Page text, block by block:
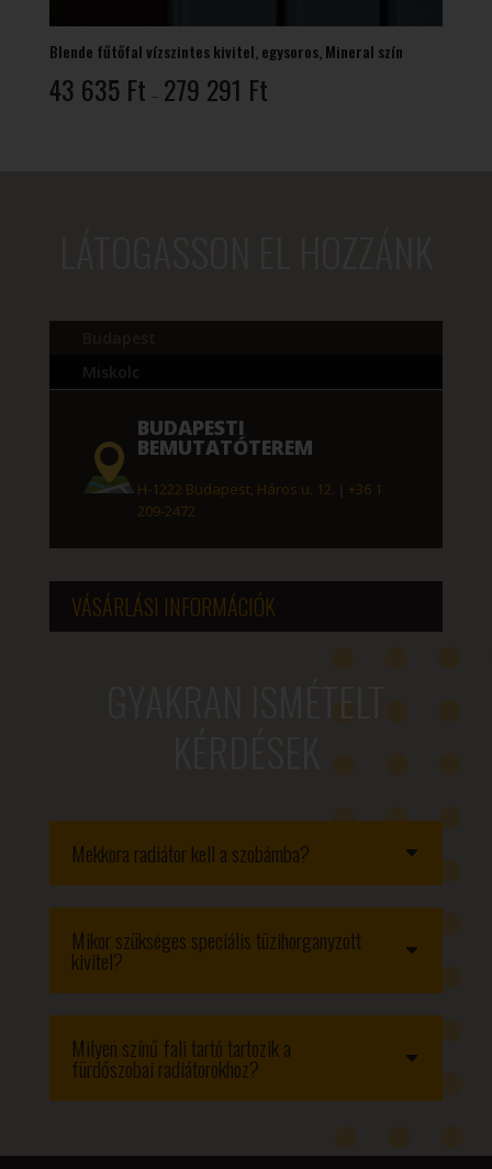
Blende fűtőfal vízszintes kivitel, egysoros, Mineral szín
43 635 Ft – 279 291 Ft43
Miskolc
BUDAPESTI
BEMUTATÓTEREM
H-1222 Budapest, Háros u. 12.
+36 1
209-2472
VÁSÁRLÁSI INFORMÁCIÓK
GYAKRAN ISMÉTELT
Mekkora radiátor kell a szobámba?
Mikor szükséges speciális tüzihorganyzott
kivitel?
Milyen színű fali tartó tartozik a
fürdőszobai radiátorokhoz?